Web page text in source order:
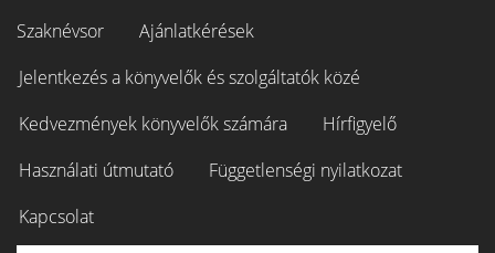
Szaknévsor
Ajánlatkérések
Jelentkezés a könyvelők és szolgáltatók közé
Kedvezmények könyvelők számára
Hírfigyelő
Használati útmutató
Függetlenségi nyilatkozat
Kapcsolat